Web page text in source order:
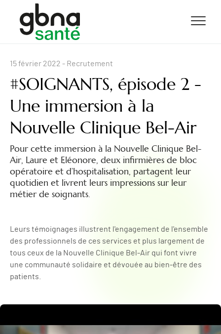
ALLER AU CONTENU
ALLER AU MENU
ALLER À LA RECHERCHE
15 février 2022 - Recrutement
#SOIGNANTS, épisode 2 -
Une immersion à la
Nouvelle Clinique Bel-Air
Pour cette immersion à la Nouvelle Clinique Bel-
Air, Laure et Eléonore, deux infirmières de bloc
opératoire et d’hospitalisation, partagent leur
quotidien et livrent leurs impressions sur leur
métier de soignants.
Leurs témoignages illustrent l'engagement de l'ensemble
des professionnels de ces services et plus largement de
tous ceux de la Nouvelle Clinique Bel-Air qui font vivre
une communauté solidaire et dévouée au bien-être des
patients.